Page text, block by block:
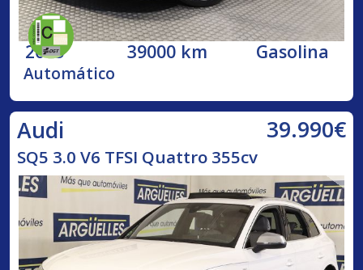
2015 39000 km Gasolina
Automático
Audi 39.990€
SQ5 3.0 V6 TFSI Quattro 355cv